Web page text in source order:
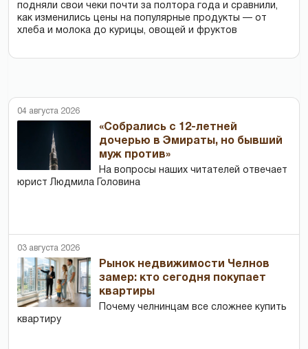
подняли свои чеки почти за полтора года и сравнили,
как изменились цены на популярные продукты — от
хлеба и молока до курицы, овощей и фруктов
04 августа 2026
«Собрались с 12-летней
дочерью в Эмираты, но бывший
муж против»
На вопросы наших читателей отвечает
юрист Людмила Головина
03 августа 2026
Рынок недвижимости Челнов
замер: кто сегодня покупает
квартиры
Почему челнинцам все сложнее купить
квартиру